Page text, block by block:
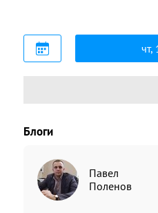
чт,
Блоги
Павел
Поленов